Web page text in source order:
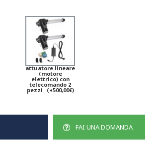
attuatore lineare
(motore
elettrico) con
telecomando 2
pezzi (+500,00€)
FAI UNA DOMANDA